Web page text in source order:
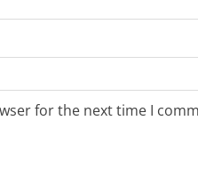
for the next time I